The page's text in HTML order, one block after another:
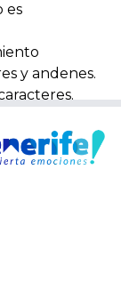
es
y andenes.
indica las